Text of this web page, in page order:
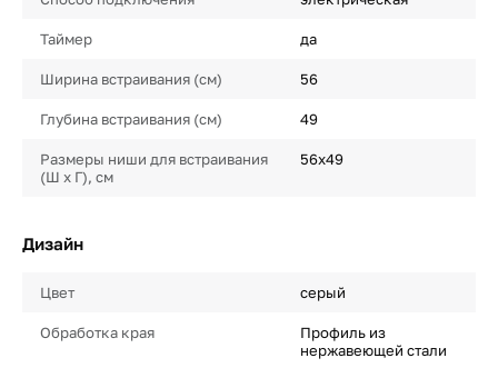
Таймер да
Ширина встраивания (см) 56
Глубина встраивания (см) 49
Размеры ниши для встраивания
(Ш х Г), см
56x49
Дизайн
Цвет серый
Обработка края
Профиль из
нержавеющей стали